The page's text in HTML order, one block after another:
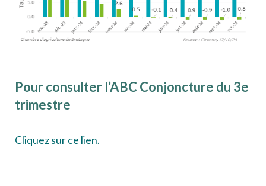
Pour consulter l’ABC Conjoncture du 3e
trimestre
Cliquez sur ce lien.